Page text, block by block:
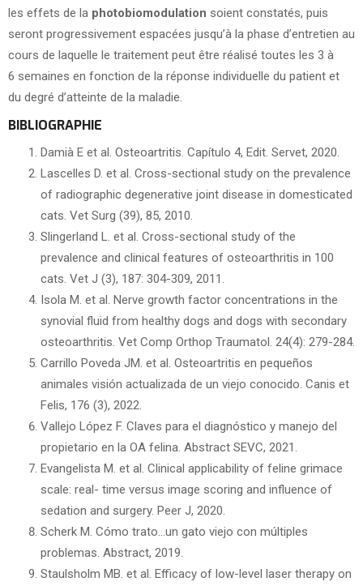
les effets de la photobiomodulation soient constatés, puis
seront progressivement espacées jusqu’à la phase d’entretien au
cours de laquelle le traitement peut être réalisé toutes les 3 à
6 semaines en fonction de la réponse individuelle du patient et
du degré d’atteinte de la maladie.
BIBLIOGRAPHIE
Damià E et al. Osteoartritis. Capítulo 4, Edit. Servet, 2020.
Lascelles D. et al. Cross-sectional study on the prevalence
of radiographic degenerative joint disease in domesticated
cats. Vet Surg (39), 85, 2010.
Slingerland L. et al. Cross-sectional study of the
prevalence and clinical features of osteoarthritis in 100
cats. Vet J (3), 187: 304-309, 2011.
Isola M. et al. Nerve growth factor concentrations in the
synovial fluid from healthy dogs and dogs with secondary
osteoarthritis. Vet Comp Orthop Traumatol. 24(4): 279-284.
Carrillo Poveda JM. et al. Osteoartritis en pequeños
animales visión actualizada de un viejo conocido. Canis et
Felis, 176 (3), 2022.
Vallejo López F. Claves para el diagnóstico y manejo del
propietario en la OA felina. Abstract SEVC, 2021.
Evangelista M. et al. Clinical applicability of feline grimace
scale: real- time versus image scoring and influence of
sedation and surgery. Peer J, 2020.
Scherk M. Cómo trato…un gato viejo con múltiples
problemas. Abstract, 2019.
Staulsholm MB. et al. Efficacy of low-level laser therapy on